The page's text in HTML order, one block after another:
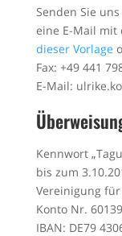
Senden Sie uns
eine E-Mail mit
dieser Vorlage
Fax: +49 441
E-Mail:
Kennwort
bis zum
Vereinigung für
Konto Nr.
IBAN: DE79